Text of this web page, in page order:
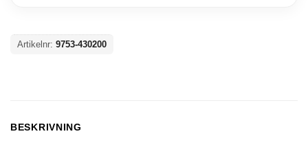
Artikelnr: 9753-430200
BESKRIVNING